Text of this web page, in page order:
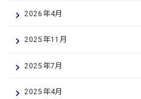
2026年4月
2025年11月
2025年7月
2025年4月